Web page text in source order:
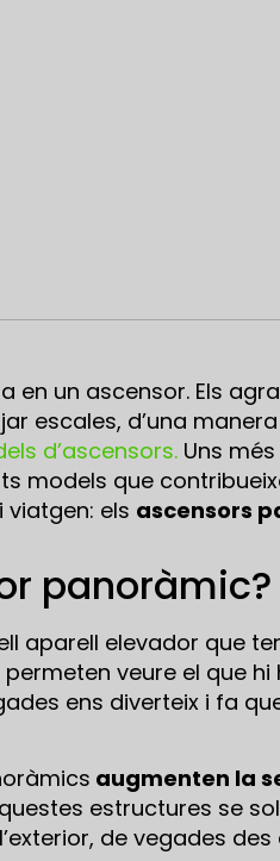
en un ascensor. Els
escales, d’una
d’ascensors. Uns
models que
viatgen: els ascensors
panoràmic?
aparell elevador que
veure el que
ens diverteix i fa
augmenten la
estructures se
de vegades